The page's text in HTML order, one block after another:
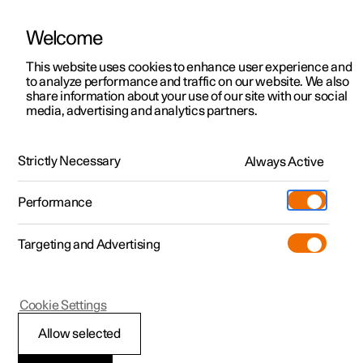
Polestar 2
Polestar 3
Polestar 4
Pre-owned
Köpa
Mer
Upptäck Polestar 2
Provkörning
Upptäck Polestar 3
Provkörning
Upptäck Polestar 4
Provkörning
Erbjudanden privatkund
Erbjudanden företag
Tillgängliga bilar
Designa och beställ
Pre-owned
Provkörning
Extras
(Öppnas i ett nytt fönster)
Experiences
Tjänstebil och företag
Besök
Serviceställen
Ägande
Support
Om Polestar
Support
FAQ
Kan jag montera en dragkrok på min Polestar?
Varför kan jag inte lägga till vissa extras när jag
Welcome
This website uses cookies to enhance user experience and
to analyze performance and traffic on our website. We also
share information about your use of our site with our social
media, advertising and analytics partners.
Strictly Necessary Always Active
Performance
Targeting and Advertising
Allow selected
Cookie Settings